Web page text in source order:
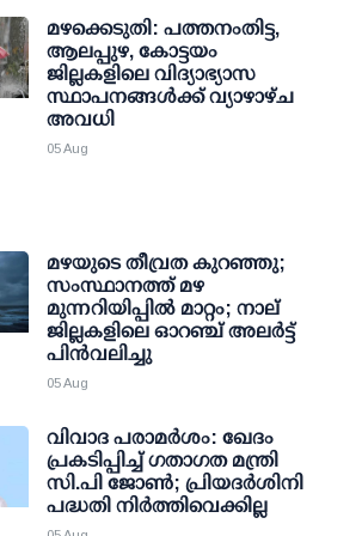
മഴക്കെടുതി: പത്തനംതിട്ട,
ആലപ്പുഴ, കോട്ടയം
ജില്ലകളിലെ വിദ്യാഭ്യാസ
സ്ഥാപനങ്ങള്‍ക്ക് വ്യാഴാഴ്ച
അവധി
05 Aug
മഴയുടെ തീവ്രത കുറഞ്ഞു;
സംസ്ഥാനത്ത് മഴ
മുന്നറിയിപ്പിൽ മാറ്റം; നാല്
ജില്ലകളിലെ ഓറഞ്ച് അലർട്ട്
പിൻവലിച്ചു
05 Aug
വിവാദ പരാമര്‍ശം: ഖേദം
പ്രകടിപ്പിച്ച് ഗതാഗത മന്ത്രി
സി.പി ജോണ്‍; പ്രിയദര്‍ശിനി
പദ്ധതി നിര്‍ത്തിവെക്കില്ല